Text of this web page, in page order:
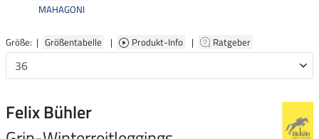
MAHAGONI
Größe: | Größentabelle | Produkt-Info | Ratgeber
Felix Bühler